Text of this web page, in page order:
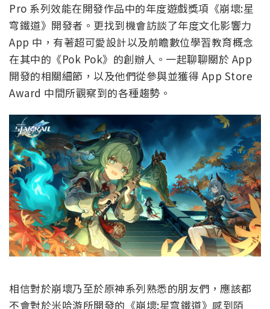
Pro 系列效能在開發作品中的年度遊戲獎項《崩壞:星
穹鐵道》開發者。更找到機會訪談了年度文化影響力
App 中，有著超可愛設計以及前瞻數位學習教育概念
在其中的《Pok Pok》的創辦人。一起聊聊關於 App
開發的相關細節，以及他們從參與並獲得 App Store
Award 中間所觀察到的各種趨勢。
相信對於崩壞乃至於原神系列熟悉的朋友們，應該都
不會對於米哈游所開發的《崩壞:星穹鐵道》感到陌